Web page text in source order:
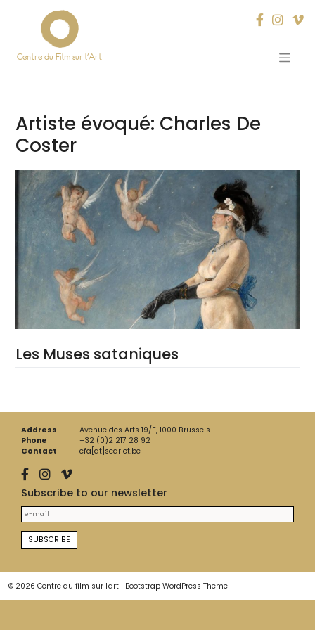
Centre du Film sur l’Art
Artiste évoqué: Charles De
Coster
Les Muses sataniques
Address
Avenue des Arts 19/F, 1000 Brussels
Phone
+32 (0)2 217 28 92
Contact
cfa[at]scarlet.be
Subscribe to our newsletter
© 2026 Centre du film sur l'art | Bootstrap WordPress Theme